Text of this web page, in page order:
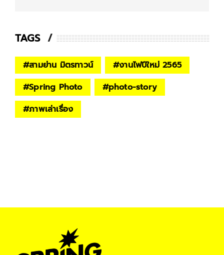
TAGS
#สามย่าน มิตรทาวน์ #งานไฟปีใหม่ 2565
#Spring Photo #photo-story
#ภาพเล่าเรื่อง